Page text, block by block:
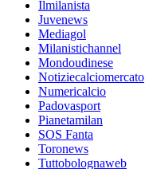
Ilmilanista
Juvenews
Mediagol
Milanistichannel
Mondoudinese
Notiziecalciomercato
Numericalcio
Padovasport
Pianetamilan
SOS Fanta
Toronews
Tuttobolognaweb